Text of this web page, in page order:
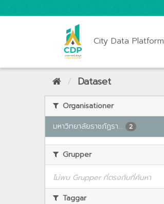
City Data Platform
Dataset
Organisationer
มหาวิทยาลัยราชภัฏรา...
2
Grupper
ไม่พบ Grupper ที่ตรงกับที่ค้นหา
Taggar